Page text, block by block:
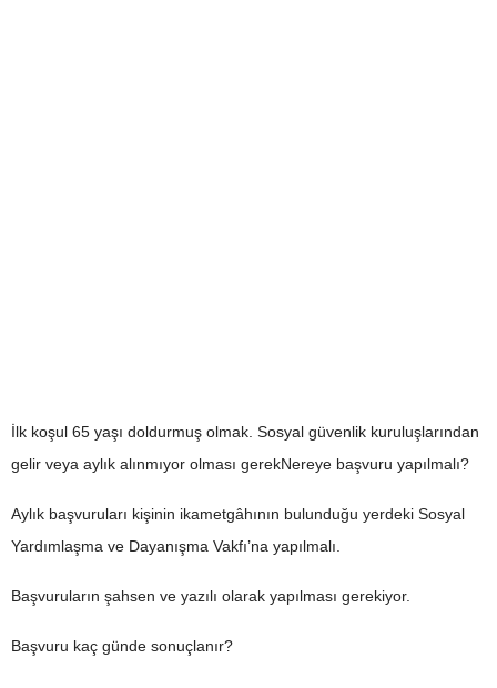
İlk koşul 65 yaşı doldurmuş olmak. Sosyal güvenlik kuruluşlarından
gelir veya aylık alınmıyor olması gerekNereye başvuru yapılmalı?
Aylık başvuruları kişinin ikametgâhının bulunduğu yerdeki Sosyal
Yardımlaşma ve Dayanışma Vakfı’na yapılmalı.
Başvuruların şahsen ve yazılı olarak yapılması gerekiyor.
Başvuru kaç günde sonuçlanır?